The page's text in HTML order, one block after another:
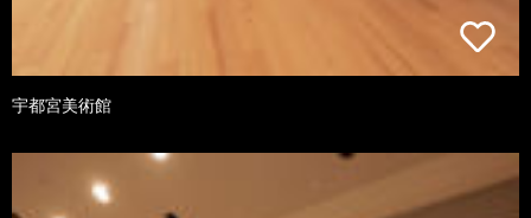
宇都宮美術館